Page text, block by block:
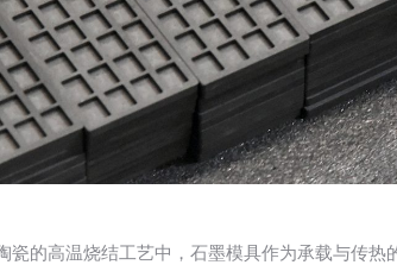
瓷的高温烧结工艺中，石墨模具作为承载与传